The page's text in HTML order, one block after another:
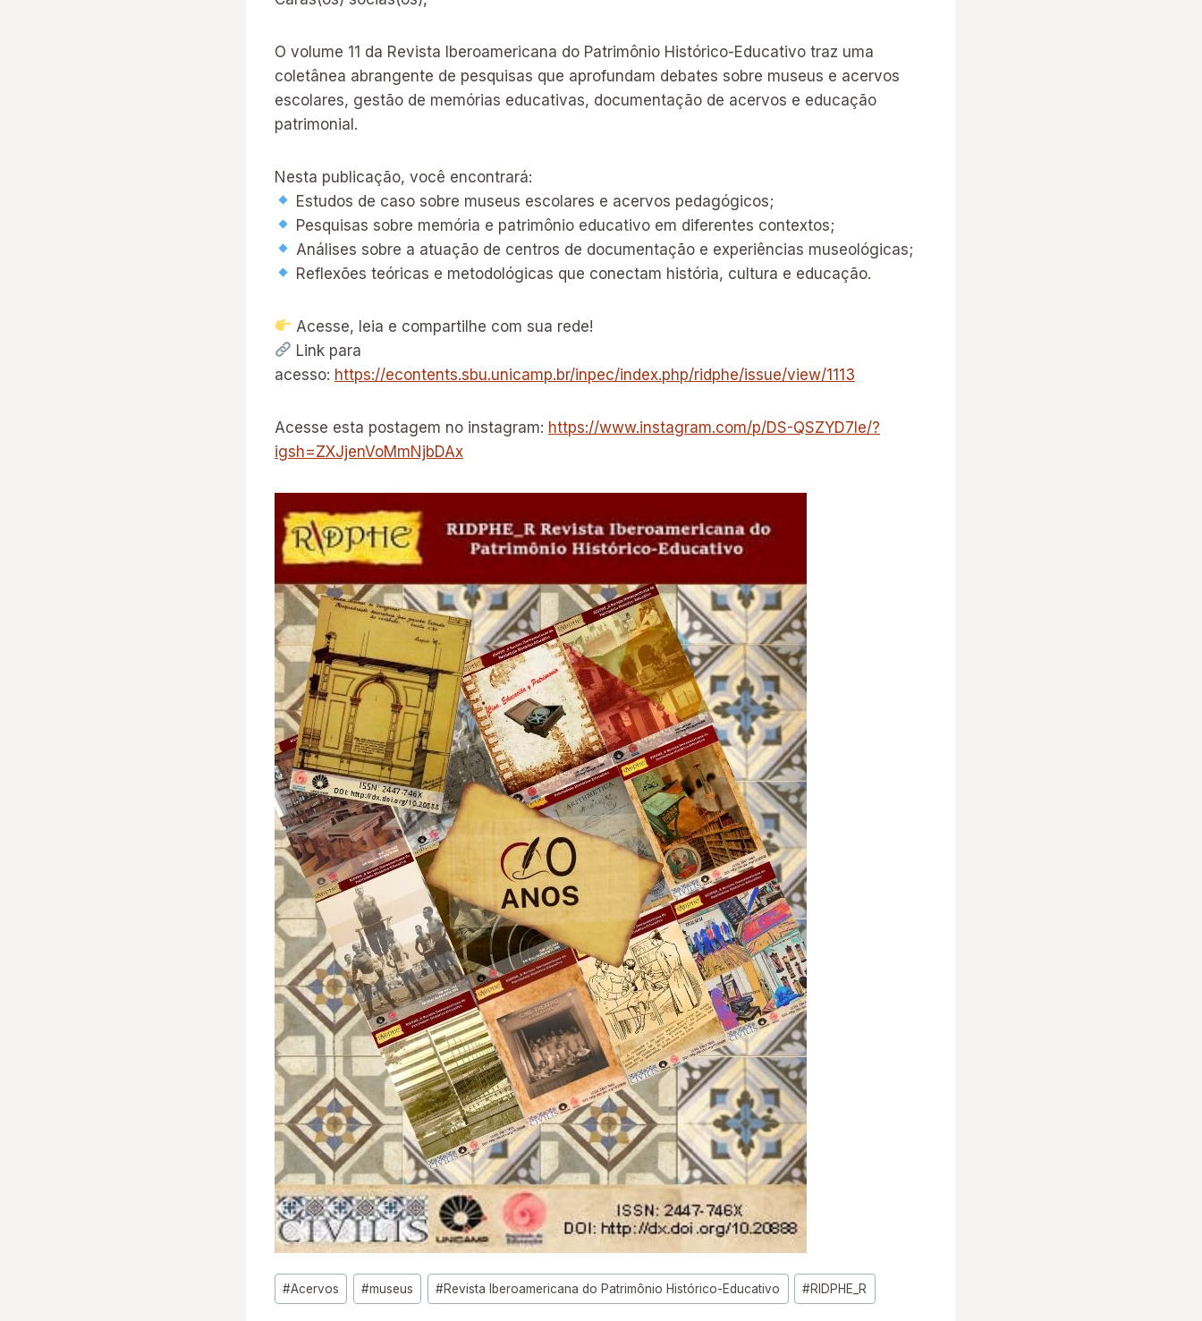
O volume 11 da Revista Iberoamericana do Patrimônio Histórico-Educativo traz uma
coletânea abrangente de pesquisas que aprofundam debates sobre museus e acervos
escolares, gestão de memórias educativas, documentação de acervos e educação
patrimonial.
Nesta publicação, você encontrará:
Estudos de caso sobre museus escolares e acervos pedagógicos;
Pesquisas sobre memória e patrimônio educativo em diferentes contextos;
Análises sobre a atuação de centros de documentação e experiências museológicas;
Reflexões teóricas e metodológicas que conectam história, cultura e educação.
Acesse, leia e compartilhe com sua rede!
Link para
acesso: https://econtents.sbu.unicamp.br/inpec/index.php/ridphe/issue/view/1113
Acesse esta postagem no instagram: https://www.instagram.com/p/DS-QSZYD7Ie/?
igsh=ZXJjenVoMmNjbDAx
Tags
do
#Acervos #museus #Revista Iberoamericana do Patrimônio Histórico-Educativo #RIDPHE_R